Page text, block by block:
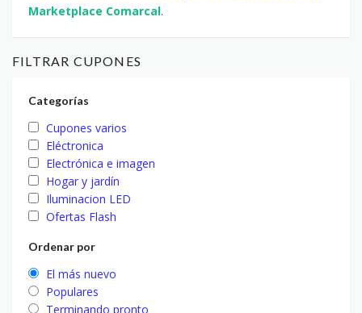
Marketplace Comarcal.
FILTRAR CUPONES
Categorías
Cupones varios
Eléctronica
Electrónica e imagen
Hogar y jardín
Iluminacion LED
Ofertas Flash
Ordenar por
El más nuevo
Populares
Terminando pronto